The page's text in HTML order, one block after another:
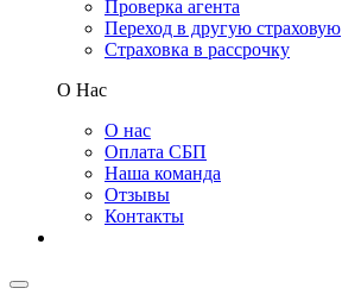
Проверка агента
Переход в другую страховую
Страховка в рассрочку
О Нас
О нас
Оплата СБП
Наша команда
Отзывы
Контакты